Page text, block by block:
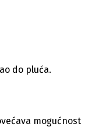
do pluća.
mogućnost